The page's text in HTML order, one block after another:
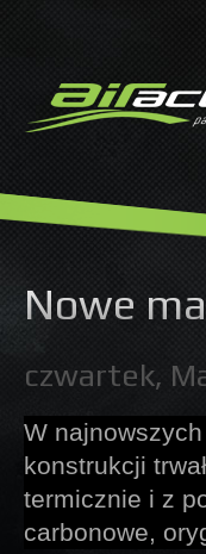
Nowe
czwartek,
W
konstrukcji
termicznie i z
carbonowe,